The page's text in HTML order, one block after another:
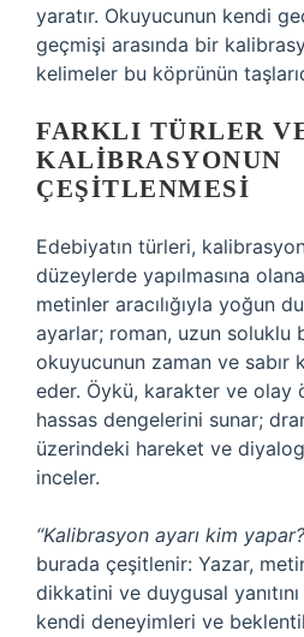
yaratır. Okuyucunun kendi
geçmişi arasında bir
kelimeler bu köprünün
FARKLI TÜRLER
KALIBRASYONUN
ÇEŞITLENMESI
Edebiyatın türleri, kalibrasyon
düzeylerde yapılmasına
metinler aracılığıyla yoğun
ayarlar; roman, uzun soluklu
okuyucunun zaman ve sabır
eder. Öykü, karakter ve olay
hassas dengelerini sunar;
üzerindeki hareket ve
inceler.
“Kalibrasyon ayarı kim
burada çeşitlenir: Yazar,
dikkatini ve duygusal
kendi deneyimleri ve